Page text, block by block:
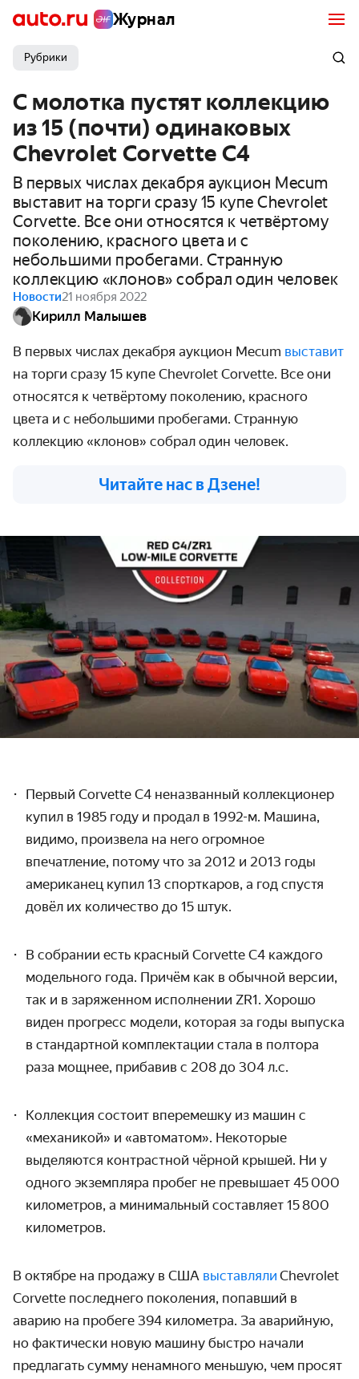
Журнал
Рубрики
С молотка пустят коллекцию
из 15 (почти) одинаковых
Chevrolet Corvette C4
В первых числах декабря аукцион Mecum
выставит на торги сразу 15 купе Chevrolet
Corvette. Все они относятся к четвёртому
поколению, красного цвета и с
небольшими пробегами. Странную
коллекцию «клонов» собрал один человек
Новости21 ноября 2022
Кирилл Малышев
В первых числах декабря аукцион Mecum выставит
на торги сразу 15 купе Chevrolet Corvette. Все они
относятся к четвёртому поколению, красного
цвета и с небольшими пробегами. Странную
коллекцию «клонов» собрал один человек.
Читайте нас в Дзене!
Первый Corvette C4 неназванный коллекционер
купил в 1985 году и продал в 1992-м. Машина,
видимо, произвела на него огромное
впечатление, потому что за 2012 и 2013 годы
американец купил 13 спорткаров, а год спустя
довёл их количество до 15 штук.
В собрании есть красный Corvette C4 каждого
модельного года. Причём как в обычной версии,
так и в заряженном исполнении ZR1. Хорошо
виден прогресс модели, которая за годы выпуска
в стандартной комплектации стала в полтора
раза мощнее, прибавив с 208 до 304 л.с.
Коллекция состоит вперемешку из машин с
«механикой» и «автоматом». Некоторые
выделяются контрастной чёрной крышей. Ни у
одного экземпляра пробег не превышает 45 000
километров, а минимальный составляет 15 800
километров.
В октябре на продажу в США выставляли Chevrolet
Corvette последнего поколения, попавший в
аварию на пробеге 394 километра. За аварийную,
но фактически новую машину быстро начали
предлагать сумму ненамного меньшую, чем просят